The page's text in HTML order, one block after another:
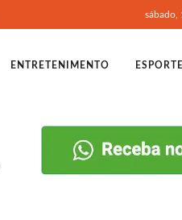
sábado,
ENTRETENIMENTO